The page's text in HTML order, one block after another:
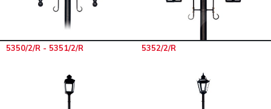
5350/2/R - 5351/2/R 5352/2/R